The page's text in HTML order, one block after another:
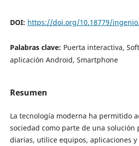
DOI: https://doi.org/10.18779/
Palabras clave: Puerta interactiva,
aplicación Android, Smartphone
Resumen
La tecnología moderna ha permitido
sociedad como parte de una solución
diarias, utilice equipos, aplicaciones y